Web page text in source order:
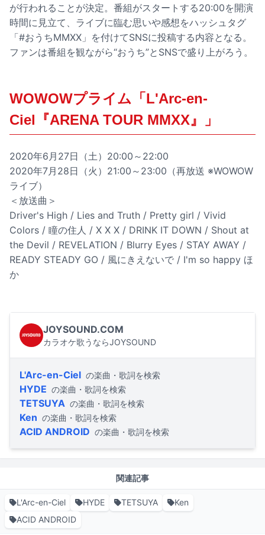
が行われることが決定。番組がスタートする20:00を開演
時間に見立て、ライブに臨む思いや感想をハッシュタグ
「#おうちMMXX」を付けてSNSに投稿する内容となる。
ファンは番組を観ながら“おうち”とSNSで盛り上がろう。
WOWOWプライム「L'Arc-en-
Ciel『ARENA TOUR MMXX』」
2020年6月27日（土）20:00～22:00
2020年7月28日（火）21:00～23:00（再放送 ※WOWOW
ライブ）
＜放送曲＞
Driver's High / Lies and Truth / Pretty girl / Vivid
Colors / 瞳の住人 / X X X / DRINK IT DOWN / Shout at
the Devil / REVELATION / Blurry Eyes / STAY AWAY /
READY STEADY GO / 風にきえないで / I'm so happy ほ
か
JOYSOUND.COM
カラオケ歌うならJOYSOUND
L'Arc-en-Ciel の楽曲・歌詞を検索
HYDE の楽曲・歌詞を検索
TETSUYA の楽曲・歌詞を検索
Ken の楽曲・歌詞を検索
ACID ANDROID の楽曲・歌詞を検索
関連記事
L'Arc-en-Ciel HYDE TETSUYA
Ken
ACID ANDROID